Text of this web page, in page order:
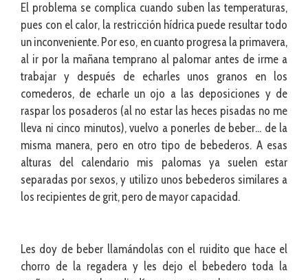
El problema se complica cuando suben las temperaturas,
pues con el calor, la restricción hídrica puede resultar todo
un inconveniente. Por eso, en cuanto progresa la primavera,
al ir por la mañana temprano al palomar antes de irme a
trabajar y después de echarles unos granos en los
comederos, de echarle un ojo a las deposiciones y de
raspar los posaderos (al no estar las heces pisadas no me
lleva ni cinco minutos), vuelvo a ponerles de beber… de la
misma manera, pero en otro tipo de bebederos. A esas
alturas del calendario mis palomas ya suelen estar
separadas por sexos, y utilizo unos bebederos similares a
los recipientes de grit, pero de mayor capacidad.
Les doy de beber llamándolas con el ruidito que hace el
chorro de la regadera y les dejo el bebedero toda la